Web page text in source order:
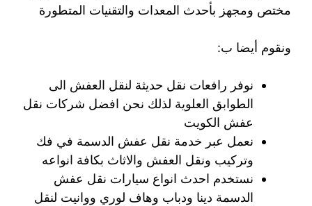
مختص ومجهز بأحدث المعدات والتقنيات المتطورة
ونقوم أيضا ب:
نوفر رافعات نقل حديثة لنقل العفش الى
الطوابق العلوية لذلك نحن افضل شركات نقل
عفش الكويت
نعمل عبر خدمة نقل عفش الدسمة في فك
وتركيب ونقل العفش والاثاث بكافة انواعه
نستخدم احدث انواع سيارات نقل عفش
الدسمة دينا ودباب وهاف لوري ووانيت لنقل